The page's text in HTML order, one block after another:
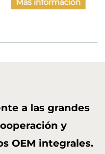
Más información
a las grandes
y
OEM integrales.